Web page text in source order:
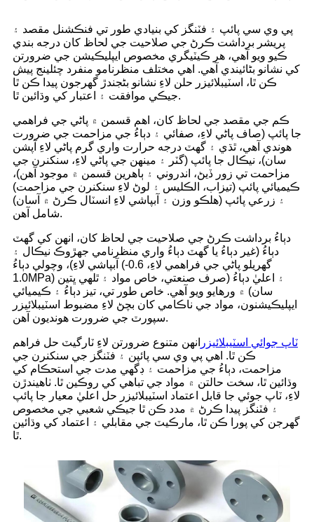
پي وي سي پائپ ۽ فٽنگز کي بنيادي طور تي فنڪشنل مقصد ۽
پريشر برداشت ڪرڻ جي صلاحيت جي لحاظ کان درجه بندي
ڪيو ويو آهي، هر ڪيٽيگري مخصوص ايپليڪيشن جي ضرورتن
کي نشانو بڻائيندي آهي. اهي مختلف منظرنامو منفرد چئلينج پيش
ڪن ٿا، اسٽيبلائيزر حلن لاءِ نشانو بڻجندڙ گهرجون پيدا ڪن ٿا
جيڪي موافقت ۽ اعتبار کي وڌائين ٿا.
ڪم جي مقصد جي لحاظ کان، اهم قسمن ۾ پاڻي جي فراهمي
جا پائپ (صاف پاڻي لاءِ، صفائي ۽ دٻاءُ جي مزاحمت جي ضرورت
هوندي آهي، ٿڌي ۽ گهٽ درجه حرارت واري گرم پاڻي لاءِ آپشن
سان)، نيڪال جا پائپ (گٽر ۽ مينهن جي پاڻي لاءِ، سنکنرن جي
مزاحمت تي زور ڏيڻ، اندروني ۽ ٻاهرين قسمن ۾ موجود آهن)،
ڪيميائي پائپ (تيزاب، الڪليس ۽ لوڻ لاءِ سنکنرن جي مزاحمت)
۽ زرعي پائپ (هلڪو وزن ۽ آبپاشي لاءِ انسٽال ڪرڻ ۾ آسان)
شامل آهن.
دٻاءُ برداشت ڪرڻ جي صلاحيت جي لحاظ کان، انهن کي گهٽ
دٻاءُ (غير دٻاءُ يا گهٽ دٻاءُ واري منظرنامي جهڙوڪ نيڪال ۽
آبپاشي لاءِ)، وچولي دٻاءُ (گهريلو پاڻي جي فراهمي لاءِ، 0.6-
1.0MPa) ۽ اعليٰ دٻاءُ (صرف صنعتي، خاص مواد ۽ ٿلهي ڀتين
سان) ۾ ورهايو ويو آهي. خاص طور تي، تيز دٻاءُ ۽ ڪيميائي
ايپليڪيشنون، مواد جي ناڪامي کان بچڻ لاءِ مضبوط اسٽيبلائيزر
سپورٽ جي ضرورت هونديون آهن.
ٽاپ جوائي اسٽيبلائيزر انهن متنوع ضرورتن لاءِ ٽارگيٽ حل فراهم
ڪن ٿا. اهي پي وي سي پائپن ۽ فٽنگز جي سنکنرن جي
مزاحمت، دٻاءُ جي مزاحمت ۽ ڊگهي مدت جي استحڪام کي
وڌائين ٿا، سخت حالتن ۾ مواد جي تباهي کي روڪين ٿا. ٺاهيندڙن
لاءِ، ٽاپ جوئي جا قابل اعتماد اسٽيبلائيزر حل اعليٰ معيار جا پائپ
۽ فٽنگز پيدا ڪرڻ ۾ مدد ڪن ٿا جيڪي شعبي جي مخصوص
گهرجن کي پورا ڪن ٿا، مارڪيٽ جي مقابلي ۽ اعتماد کي وڌائين
ٿا.